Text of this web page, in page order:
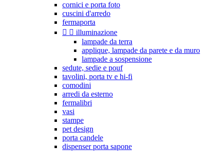
cornici e porta foto
cuscini d'arredo
fermaporta
  illuminazione
lampade da terra
applique, lampade da parete e da muro
lampade a sospensione
sedute, sedie e pouf
tavolini, porta tv e hi-fi
comodini
arredi da esterno
fermalibri
vasi
stampe
pet design
porta candele
dispenser porta sapone